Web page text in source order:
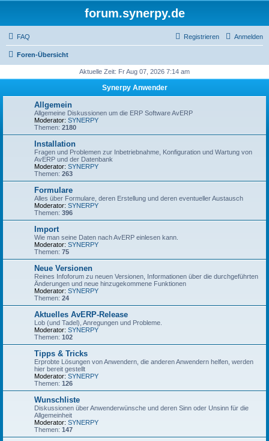
forum.synerpy.de
FAQ Anmelden
Registrieren
Foren-Übersicht
Aktuelle Zeit: Fr Aug 07, 2026 7:14 am
Synerpy Anwender
Allgemein
Allgemeine Diskussionen um die ERP Software AvERP
Moderator: SYNERPY
Themen: 2180
Installation
Fragen und Problemen zur Inbetriebnahme, Konfiguration und Wartung von
AvERP und der Datenbank
Moderator: SYNERPY
Themen: 263
Formulare
Alles über Formulare, deren Erstellung und deren eventueller Austausch
Moderator: SYNERPY
Themen: 396
Import
Wie man seine Daten nach AvERP einlesen kann.
Moderator: SYNERPY
Themen: 75
Neue Versionen
Reines Infoforum zu neuen Versionen, Informationen über die durchgeführten
Änderungen und neue hinzugekommene Funktionen
Moderator: SYNERPY
Themen: 24
Aktuelles AvERP-Release
Lob (und Tadel), Anregungen und Probleme.
Moderator: SYNERPY
Themen: 102
Tipps & Tricks
Erprobte Lösungen von Anwendern, die anderen Anwendern helfen, werden
hier bereit gestellt
Moderator: SYNERPY
Themen: 126
Wunschliste
Diskussionen über Anwenderwünsche und deren Sinn oder Unsinn für die
Allgemeinheit
Moderator: SYNERPY
Themen: 147